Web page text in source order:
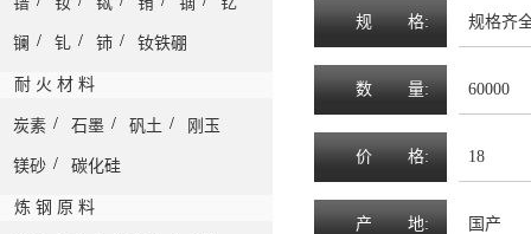
镧 / 钆 / 铈 / 钕铁硼
耐 火 材 料
炭素 / 石墨 / 矾土 / 刚玉
镁砂 / 碳化硅
炼 钢 原 料
规 格: 规格齐
数 量: 60000
价 格: 18
产 地: 国产